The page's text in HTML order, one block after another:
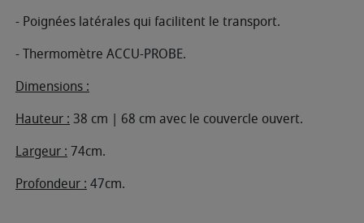
- Poignées latérales qui facilitent le transport.
- Thermomètre ACCU-PROBE.
Dimensions :
Hauteur : 38 cm | 68 cm avec le couvercle ouvert.
Largeur : 74cm.
Profondeur : 47cm.